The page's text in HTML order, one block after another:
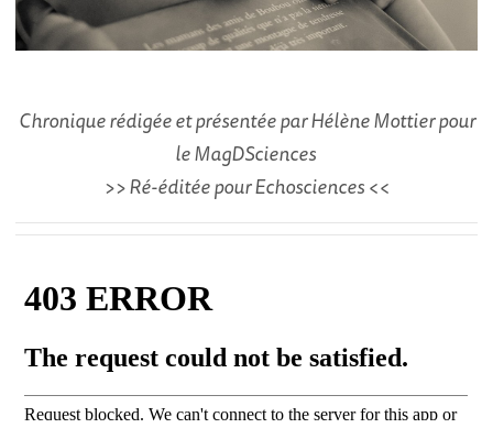
Chronique rédigée et présentée par Hélène Mottier pour
le MagDSciences
>> Ré-éditée pour Echosciences <<